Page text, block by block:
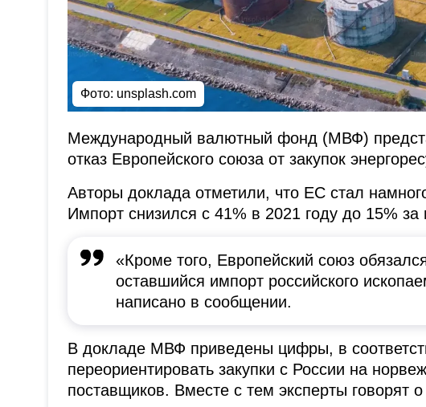
Фото: unsplash.com
Международный валютный фонд (МВФ)
отказ Европейского союза от закупок
Авторы доклада отметили, что ЕС стал
Импорт снизился с 41% в 2021 году до 15%
«Кроме того, Европейский союз
оставшийся импорт российского
написано в сообщении.
В докладе МВФ приведены цифры, в
переориентировать закупки с России на
поставщиков. Вместе с тем эксперты говорят